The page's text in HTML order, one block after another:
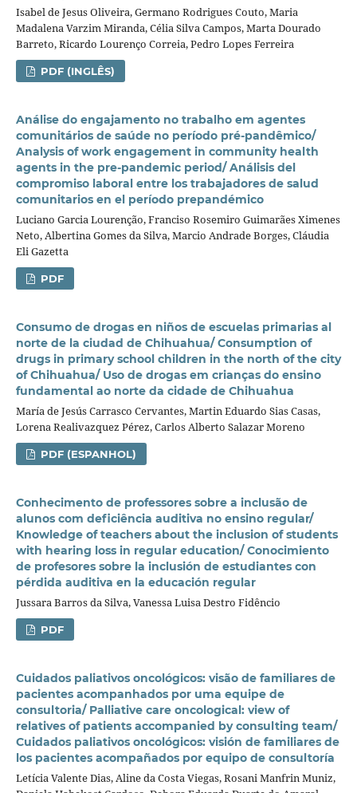
Isabel de Jesus Oliveira, Germano Rodrigues Couto, Maria
Madalena Varzim Miranda, Célia Silva Campos, Marta Dourado
Barreto, Ricardo Lourenço Correia, Pedro Lopes Ferreira
PDF (INGLÊS)
Análise do engajamento no trabalho em agentes
comunitários de saúde no período pré-pandêmico/
Analysis of work engagement in community health
agents in the pre-pandemic period/ Análisis del
compromiso laboral entre los trabajadores de salud
comunitarios en el período prepandémico
Luciano Garcia Lourenção, Franciso Rosemiro Guimarães Ximenes
Neto, Albertina Gomes da Silva, Marcio Andrade Borges, Cláudia
Eli Gazetta
PDF
Consumo de drogas en niños de escuelas primarias al
norte de la ciudad de Chihuahua/ Consumption of
drugs in primary school children in the north of the city
of Chihuahua/ Uso de drogas em crianças do ensino
fundamental ao norte da cidade de Chihuahua
María de Jesús Carrasco Cervantes, Martin Eduardo Sias Casas,
Lorena Realivazquez Pérez, Carlos Alberto Salazar Moreno
PDF (ESPANHOL)
Conhecimento de professores sobre a inclusão de
alunos com deficiência auditiva no ensino regular/
Knowledge of teachers about the inclusion of students
with hearing loss in regular education/ Conocimiento
de profesores sobre la inclusión de estudiantes con
pérdida auditiva en la educación regular
Jussara Barros da Silva, Vanessa Luisa Destro Fidêncio
PDF
Cuidados paliativos oncológicos: visão de familiares de
pacientes acompanhados por uma equipe de
consultoria/ Palliative care oncological: view of
relatives of patients accompanied by consulting team/
Cuidados paliativos oncológicos: visión de familiares de
los pacientes acompañados por equipo de consultoría
Letícia Valente Dias, Aline da Costa Viegas, Rosani Manfrin Muniz,